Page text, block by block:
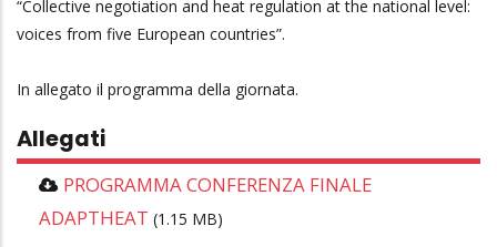
“Collective negotiation and heat regulation at the national level:
voices from five European countries”.
In allegato il programma della giornata.
Allegati
PROGRAMMA CONFERENZA FINALE
ADAPTHEAT (1.15 MB)